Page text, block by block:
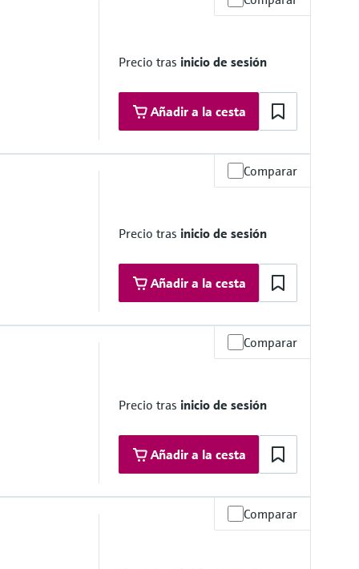
bajo demanda
Precio tras inicio de sesión
Añadir a la cesta
bajo demanda
Comparar
Precio tras inicio de sesión
Añadir a la cesta
Comparar
Precio tras inicio de sesión
Añadir a la cesta
operación
Comparar